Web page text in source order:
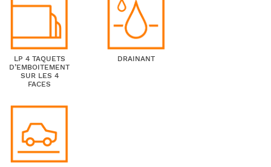
LP 4 TAQUETS
D’EMBOITEMENT
SUR LES 4
FACES
DRAINANT